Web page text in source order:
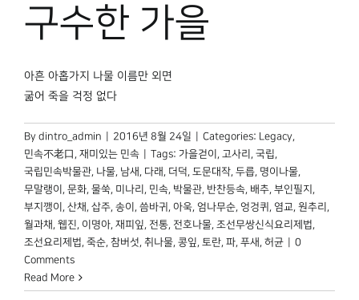
구수한 가을
아흔 아홉가지 나물 이름만 외면
굶어 죽을 걱정 없다
By dintro_admin 2016년 8월 24일 Categories: Legacy,
민속不老口 , 재미있는 민속 Tags: 가을걷이 , 고사리 , 국립,
국립민속박물관, 나물, 남새 , 다래 , 더덕, 도문대작, 두릅, 명이나물,
무말랭이 , 문화, 물쑥, 미나리 , 민속, 박물관, 반찬등속, 배추, 부인필지 ,
부지깽이 , 산채 , 삽주, 송이 , 씀바귀 , 아욱, 엄나무순, 엉겅퀴 , 염교, 원추리 ,
월과채 , 웹진, 이명아, 재피잎, 전통, 전호나물, 조선무쌍신식요리제법,
조선요리제법, 죽순, 참버섯, 취나물, 콩잎, 토란, 파, 푸새 , 허균
0
Comments
Read More